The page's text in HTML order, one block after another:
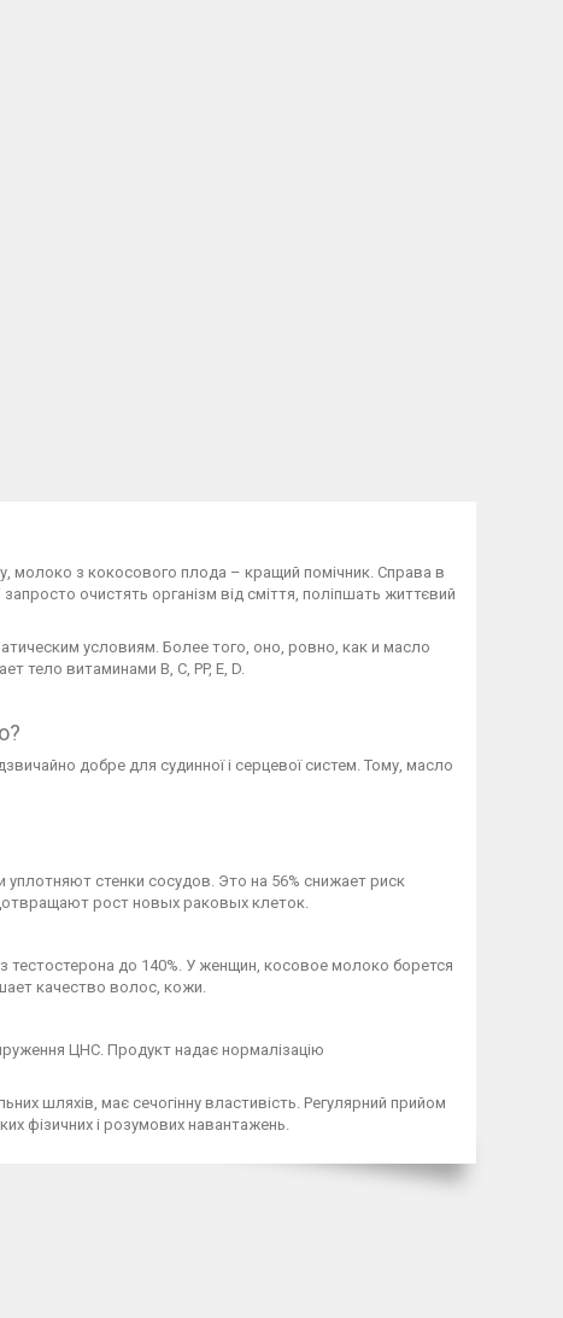
молоко з кокосового плода – кращий помічник. Справа в
очистять організм від сміття, поліпшать життєвий
условиям. Более того, оно, ровно, как и масло
тело витаминами B, C, PP, E, D.
добре для судинної і серцевої систем. Тому, масло
стенки сосудов. Это на 56% снижает риск
рост новых раковых клеток.
до 140%. У женщин, косовое молоко борется
качество волос, кожи.
ЦНС. Продукт надає нормалізацію
шляхів, має сечогінну властивість. Регулярний прийом
фізичних і розумових навантажень.